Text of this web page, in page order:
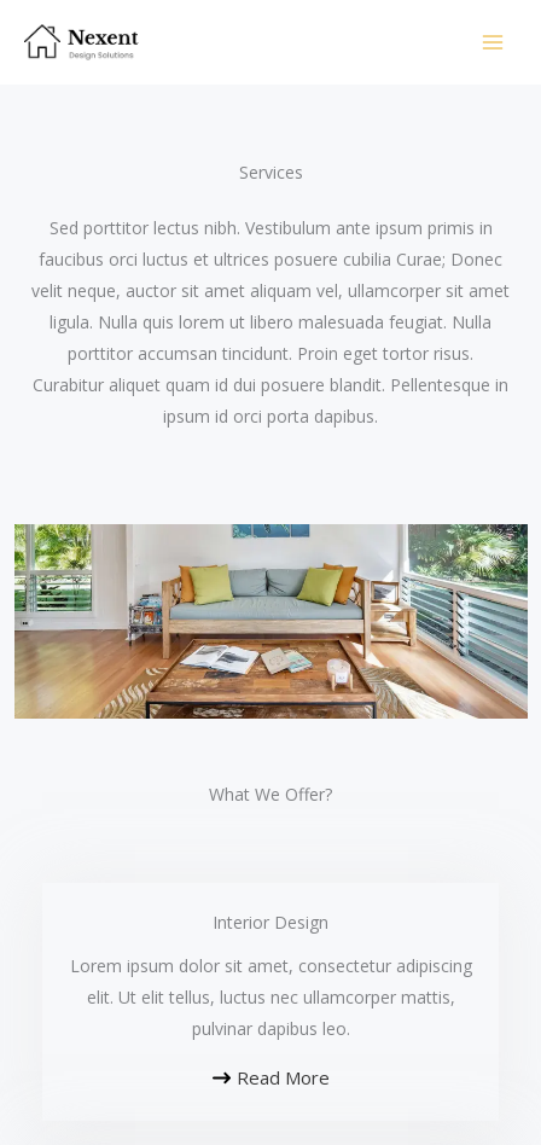
Services​
Sed porttitor lectus nibh. Vestibulum ante ipsum primis in
faucibus orci luctus et ultrices posuere cubilia Curae; Donec
velit neque, auctor sit amet aliquam vel, ullamcorper sit amet
ligula. Nulla quis lorem ut libero malesuada feugiat. Nulla
porttitor accumsan tincidunt. Proin eget tortor risus.
Curabitur aliquet quam id dui posuere blandit. Pellentesque in
ipsum id orci porta dapibus.
What We Offer?​​
Interior Design​
Lorem ipsum dolor sit amet, consectetur adipiscing
elit. Ut elit tellus, luctus nec ullamcorper mattis,
pulvinar dapibus leo.​
Read More